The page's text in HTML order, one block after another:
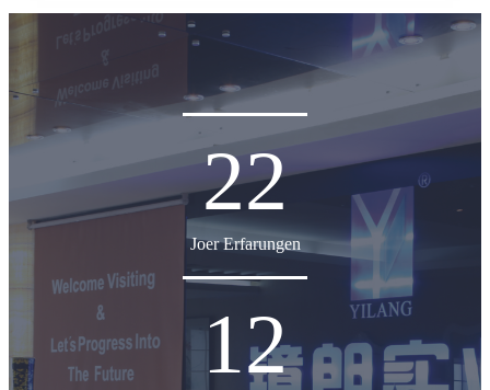
22
Joer Erfarungen
12